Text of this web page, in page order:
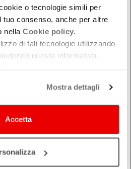
o tecnologie simili per
consenso, anche per altre
nella Cookie policy.
di tali tecnologie utilizzando
questa informativa,
Mostra dettagli
Accetta